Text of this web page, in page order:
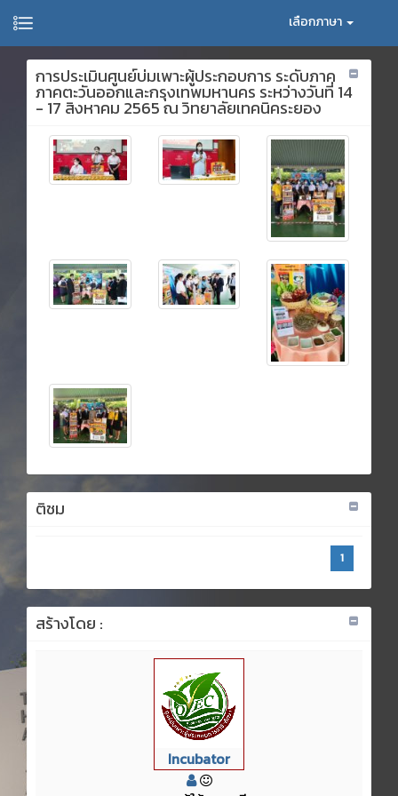
เลือกภาษา
การประเมินศูนย์บ่มเพาะผู้ประกอบการ ระดับภาค
ภาคตะวันออกและกรุงเทพมหานคร ระหว่างวันที่ 14
- 17 สิงหาคม 2565 ณ วิทยาลัยเทคนิคระยอง
ติชม
1
สร้างโดย :
Incubator